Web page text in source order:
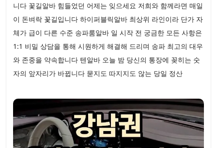
니다 꽃길알바 힘들었던 어제는 잊으세요 저희와 함께라면 매일
이 돈벼락 꽃길입니다 하이퍼블릭알바 최상위 라인이라 단가 자
체가 급이 다른 수준 송파룸알바 일 시작 전 궁금한 모든 사항은
1:1 비밀 상담을 통해 시원하게 해결해 드리며 송파 최고의 대우
와 존중을 약속합니다 텐알바 오늘 밤 당신의 통장에 꽂히는 숫
자의 앞자리가 바뀝니다 묻지도 따지지도 않는 당일 정산